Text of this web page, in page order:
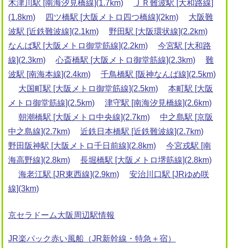
木津川駅 [南海汐見橋線](1.7km)
ＪＲ難波駅 [大和路線]
(1.8km)
四ツ橋駅 [大阪メトロ四つ橋線](2km)
大阪難
波駅 [近鉄難波線](2.1km)
野田駅 [大阪環状線](2.2km)
なんば駅 [大阪メトロ御堂筋線](2.2km)
今宮駅 [大和路
線](2.3km)
心斎橋駅 [大阪メトロ御堂筋線](2.3km)
難
波駅 [南海本線](2.4km)
千鳥橋駅 [阪神なんば線](2.5km)
大国町駅 [大阪メトロ御堂筋線](2.5km)
本町駅 [大阪
メトロ御堂筋線](2.5km)
津守駅 [南海汐見橋線](2.6km)
朝潮橋駅 [大阪メトロ中央線](2.7km)
中之島駅 [京阪
中之島線](2.7km)
近鉄日本橋駅 [近鉄難波線](2.7km)
野田阪神駅 [大阪メトロ千日前線](2.8km)
今宮戎駅 [南
海高野線](2.8km)
長堀橋駅 [大阪メトロ堺筋線](2.8km)
海老江駅 [JR東西線](2.9km)
安治川口駅 [JRゆめ咲
線](3km)
京セラドーム大阪周辺駅情報
JR楽パック赤い風船（JR新幹線・特急＋宿）